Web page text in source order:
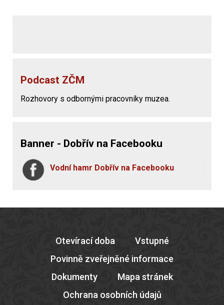
Podcast ZČM
Rozhovory s odbornými pracovníky muzea.
Banner - Dobřív na Facebooku
Vodní hamr Dobřív na Facebooku
Otevírací doba
Vstupné
Povinně zveřejněné informace
Dokumenty
Mapa stránek
Ochrana osobních údajů